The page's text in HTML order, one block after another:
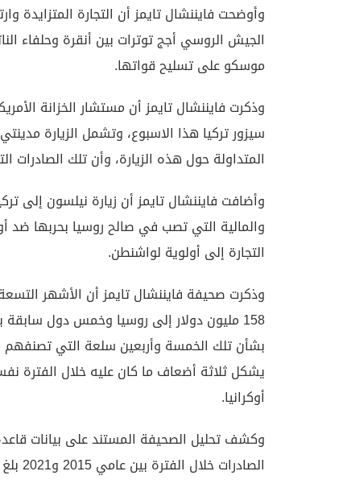
الجيش الروسي أجج توترات بين أنقرة وحلفاء
موسكو على تسليح قواتها.
وذكرت فايننشال تايمز أن مستشار الخزانة
سيزور تركيا هذا الاسبوع، وتشمل الزيارة
المتداولة حول هذه الزيارة، وأن تلك
وأضافت فايننشال تايمز أن زيارة نيلسون إلى
والمالية التي تصب في صالح روسيا بحربها ضد
التجارة إلى أولوية لواشنطن.
وذكرت صحيفة فايننشال تايمز أن الأشهر
158 مليون دولار إلى روسيا وخمس دول
بشأن تلك الخمسة وأربعين سلعة التي تصنفهم
أوكرانيا.
الصادرات خلال الفترة بين عامي 2015 و2021 بلغ نحو 28 مليون دولار.